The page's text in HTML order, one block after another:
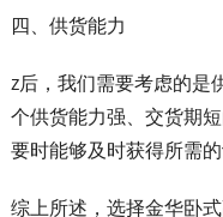
四、供货能力
z后，我们需要考虑的是
个供货能力强、交货期
要时能够及时获得所需的
综上所述，选择金华卧